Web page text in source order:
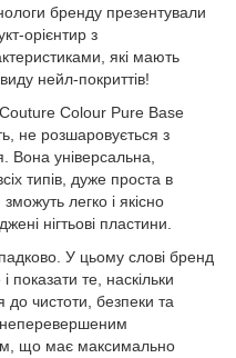
бренду презентували
орієнтир з
які мають
нейл-покриттів!
Colour Pure Base
не розшаровується з
Вона універсальна,
типів, дуже проста в
легко і якісно
нігтьові пластини.
У цьому слові бренд
показати те, наскільки
чистоти, безпеки та
неперевершеним
що має максимально